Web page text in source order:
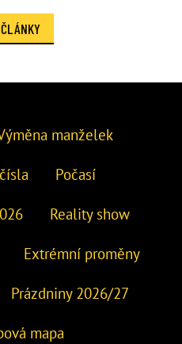
manželek
Počasí
Reality show
Extrémní proměny
Prázdniny 2026/27
mapa